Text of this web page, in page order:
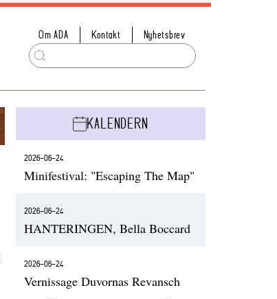
Om ADA Kontakt Nyhetsbrev
KALENDERN
2026-06-24
Minifestival: "Escaping The Map"
2026-06-24
HANTERINGEN, Bella Boccard
2026-06-24
Vernissage Duvornas Revansch